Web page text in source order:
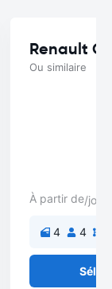
Renault
Ou similaire
À partir de/
4 4